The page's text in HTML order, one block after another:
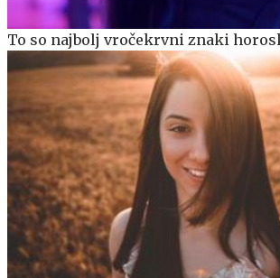
To so najbolj vročekrvni znaki